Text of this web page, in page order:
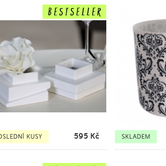
KUSY 595 Kč SKLADEM